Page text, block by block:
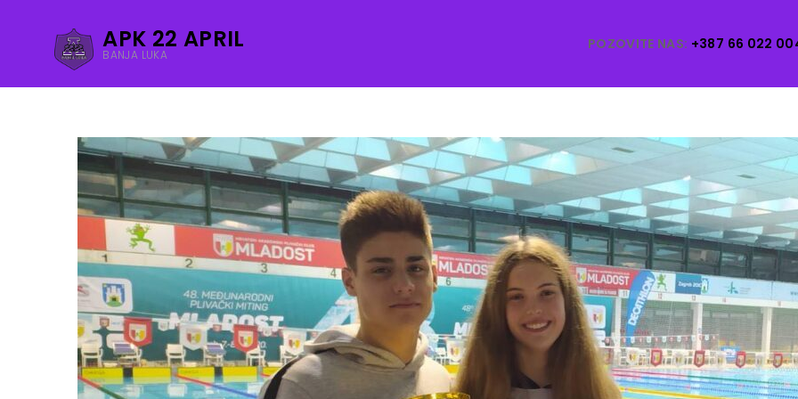
APK 22 APRIL
BANJA LUKA
POZOVITE NAS: +387 66 022